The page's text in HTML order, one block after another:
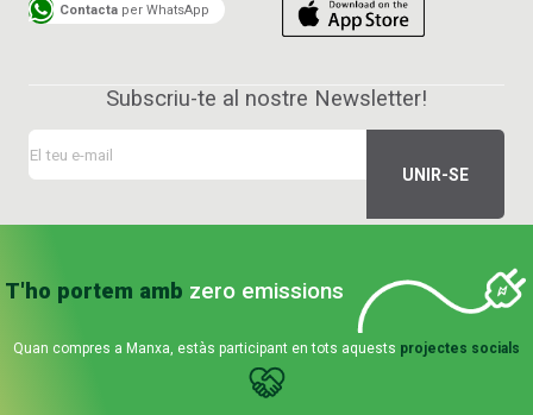
Contacta per WhatsApp
Subscriu-te al nostre Newsletter!
T'ho portem amb zero emissions
Quan compres a Manxa, estàs participant en tots aquests projectes socials